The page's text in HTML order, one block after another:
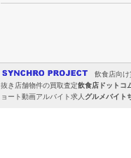
飲食店向
抜き店舗物件の買取査定飲食店ドットコ
ョート動画アルバイト求人 グルメバイト